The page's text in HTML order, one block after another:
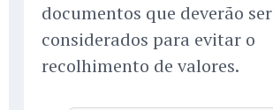
documentos que deverão ser
considerados para evitar o
recolhimento de valores.